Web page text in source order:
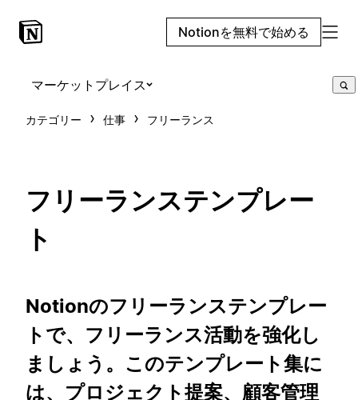
Notionを無料で始める
マーケットプレイス
カテゴリー 仕事 フリーランス
フリーランステンプレー
ト
Notionのフリーランステンプレー
トで、フリーランス活動を強化し
ましょう。このテンプレート集に
は、プロジェクト提案、顧客管理